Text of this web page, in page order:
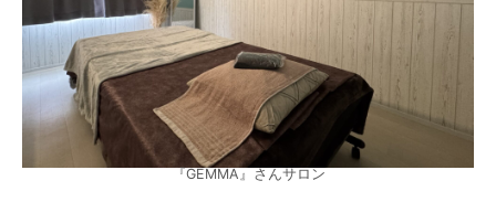
『GEMMA』さんサロン